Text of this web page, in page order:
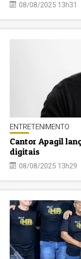
08/08/2025 13h31
ENTRETENIMENTO
Cantor Apagil
digitais
08/08/2025 13h29